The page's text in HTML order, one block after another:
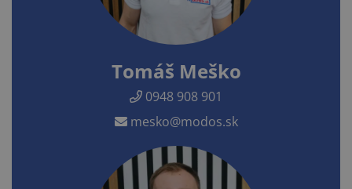
Tomáš Meško
0948 908 901
mesko@modos.sk